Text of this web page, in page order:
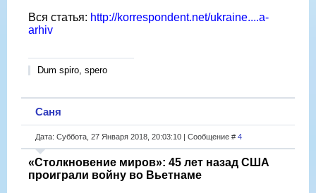
Вся статья: http://korrespondent.net/ukraine....a-
arhiv
Dum spiro, spero
Саня
Дата: Суббота, 27 Января 2018, 20:03:10 | Сообщение # 4
«Столкновение миров»: 45 лет назад США
проиграли войну во Вьетнаме